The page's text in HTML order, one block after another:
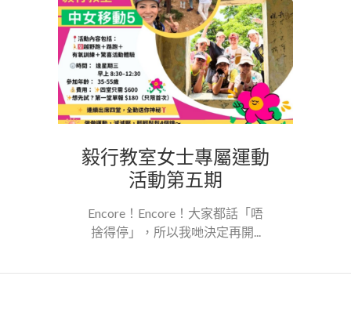
毅行教室女士專屬運動
活動第五期
Encore！Encore！大家都話「唔
捨得停」，所以我哋決定再開...